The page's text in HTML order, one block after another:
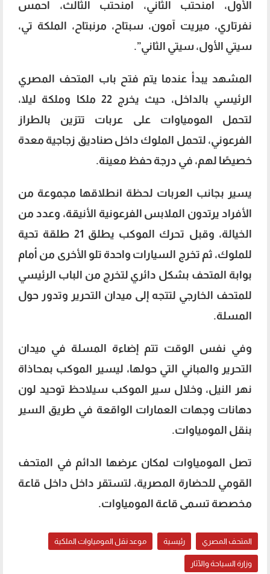
الأول، أمنحتب الثاني، أمنحتب الثالث، أحمس
نفرتاري، ميريت آمون، سبتاح، مرنبتاح، الملكة تي،
سيتي الأول، سيتي الثاني”.
‏‎المشهد يبدأ عندما يتم فتح باب المتحف المصري
الرئيسي بالداخل، حيث يخرج 22 ملكا وملكة ليلا،
لتحمل المومياوات على عربات تتزين بالطراز
الفرعوني، لتحمل الملوك داخل صناديق زجاجية معدة
خصيصًا لهم، في درجة حفظ معينة.
‏‎يسير بجانب العربات لحظة انطلاقها مجموعة من
الأفراد يرتدون الملابس الفرعونية الأنيقة، وعدد من
الخيالة، وقبل تحرك الموكب يطلق 21 طلقة تحية
للملوك، ثم تخرج السيارات واحدة تلو الأخرى من أمام
بوابة المتحف بشكل دائري لتخرج من الباب الرئيسي
للمتحف الخارجي لتتجه إلى ميدان التحرير وتدور حول
المسلة.
‏‎وفي نفس الوقت تتم إضاءة المسلة في ميدان
التحرير والمباني التي حولها، ليسير الموكب بمحاذاة
نهر النيل، وخلال سير الموكب سيلاحظ توحيد لون
دهانات وجهات العمارات الواقعة في طريق السير
بنقل المومياوات.
تصل المومياوات لمكان عرضها الدائم في المتحف
القومي للحضارة المصرية، لتستقر داخل داخل قاعة
مخصصة تسمى قاعة المومياوات.
المتحف المصري رئيسية موعد نقل المومياوات الملكية
وزارة السياحة والآثار